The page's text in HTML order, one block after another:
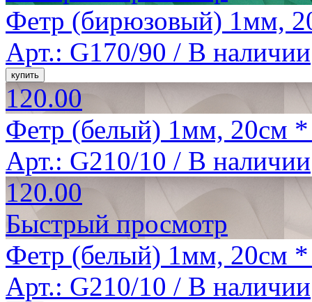
Фетр (бирюзовый) 1мм,
Арт.: G170/90 / В наличии
120.00
Фетр (белый) 1мм, 20см
Арт.: G210/10 / В наличии
120.00
Быстрый просмотр
Фетр (белый) 1мм, 20см
Арт.: G210/10 / В наличии